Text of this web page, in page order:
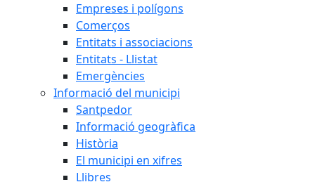
Empreses i polígons
Comerços
Entitats i associacions
Entitats - Llistat
Emergències
Informació del municipi
Santpedor
Informació geogràfica
Història
El municipi en xifres
Llibres